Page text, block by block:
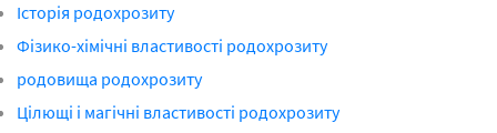
Історія родохрозиту
Фізико-хімічні властивості родохрозиту
родовища родохрозиту
Цілющі і магічні властивості родохрозиту